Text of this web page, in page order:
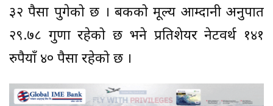
३२ पैसा पुगेको छ । बैंकको मूल्य आम्दानी अनुपात
२९.७८ गुणा रहेको छ भने प्रतिशेयर नेटवर्थ १४१
रुपैयाँ ४० पैसा रहेको छ ।